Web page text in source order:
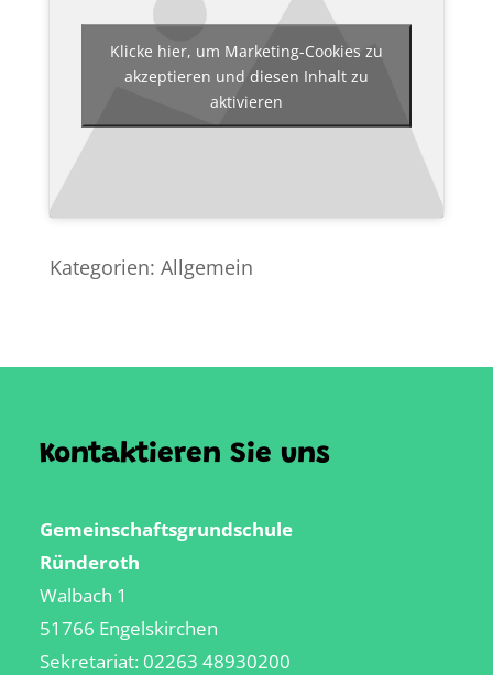
Klicke hier, um Marketing-Cookies zu
akzeptieren und diesen Inhalt zu
aktivieren
Kategorien: Allgemein
Kontaktieren Sie uns
Gemeinschaftsgrundschule
Ründeroth
Walbach 1
51766 Engelskirchen
Sekretariat: 02263 48930200